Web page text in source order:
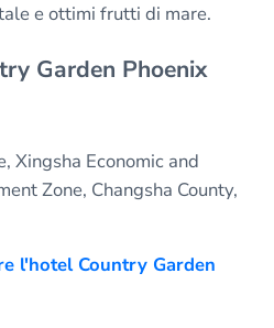
e ottimi frutti di mare.
Garden Phoenix
Xingsha Economic and
Zone, Changsha County,
l'hotel Country Garden